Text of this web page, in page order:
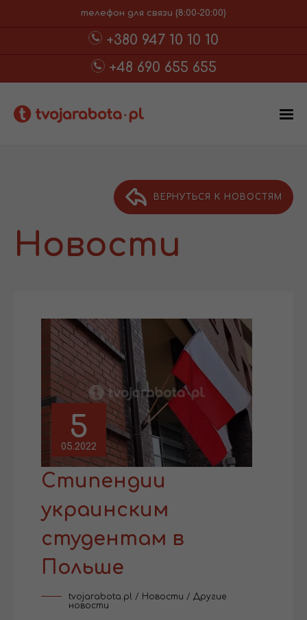
телефон для связи (8:00-20:00)
+380 947 10 10 10
+48 690 655 655
ВЕРНУТЬСЯ К НОВОСТЯМ
Новости
5
05.2022
Стипендии
украинским
студентам в
Польше
tvojarabota.pl / Новости / Другие
новости